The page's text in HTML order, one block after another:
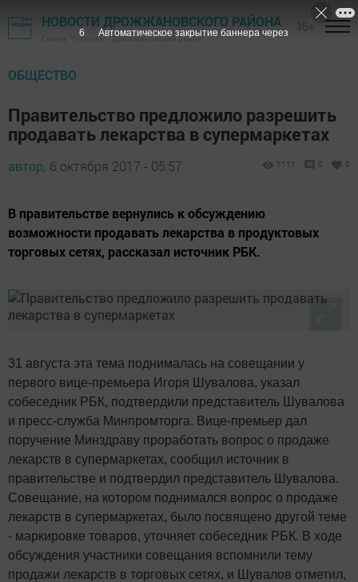
НОВОСТИ ДРОЖЖАНОВСКОГО РАЙОНА
Газета "Туган як" - Дрожжановский район
ОБЩЕСТВО
Правительство предложило разрешить
продавать лекарства в супермаркетах‍
автор, 6 октября 2017 - 05:57 1111 0 0
В правительстве вернулись к обсуждению
возможности продавать лекарства в продуктовых
торговых сетях, рассказал источник РБК.
31 августа эта тема поднималась на совещании у
первого вице-премьера Игоря Шувалова, указал
собеседник РБК, подтвердили представитель Шувалова
и пресс-служба Минпромторга. Вице-премьер дал
поручение Минздраву проработать вопрос о продаже
лекарств в супермаркетах, сообщил источник в
правительстве и подтвердил представитель Шувалова.
Совещание, на котором поднимался вопрос о продаже
лекарств в супермаркетах, было посвящено другой теме
- маркировке товаров, уточняет собеседник РБК. В ходе
обсуждения участники совещания вспомнили тему
продажи лекарств в торговых сетях, и Шувалов отметил,
5 Автоматическое закрытие баннера через